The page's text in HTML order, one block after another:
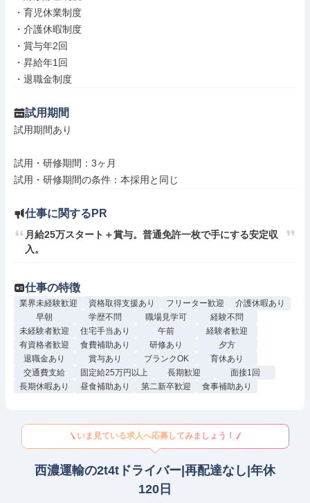
・育児休業制度
・介護休暇制度
・賞与年2回
・昇給年1回
・退職金制度
試用期間
試用期間あり
試用・研修期間：3ヶ月
仕事に関するPR
月給25万スタート＋賞与。普通免許一枚で手にする安定収
入。
仕事の特徴
業界未経験歓迎 資格取得支援あり フリーター歓迎
介護休暇あり
早朝
学歴不問 職場見学可
経験不問
未経験者歓迎
住宅手当あり 午前
経験者歓迎
有資格者歓迎
食費補助あり 研修あり
夕方
退職金あり
賞与あり ブランクOK
育休あり
交通費支給
固定給25万円以上 長期歓迎
面接1回
長期休暇あり
昼食補助あり 第二新卒歓迎 食事補助あり
いま見ている求人へ応募してみましょう！
西濃運輸の2t4tドライバー|再配達なし|年休
120日